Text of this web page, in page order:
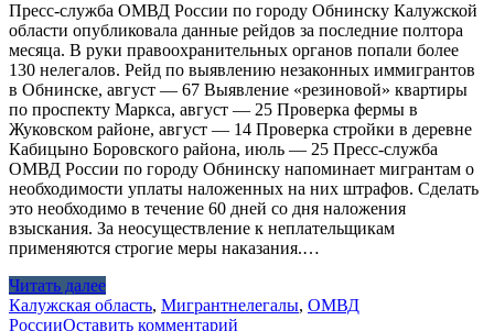
Пресс-служба ОМВД России по городу Обнинску Калужской
области опубликовала данные рейдов за последние полтора
месяца. В руки правоохранительных органов попали более
130 нелегалов. Рейд по выявлению незаконных иммигрантов
в Обнинске, август — 67 Выявление «резиновой» квартиры
по проспекту Маркса, август — 25 Проверка фермы в
Жуковском районе, август — 14 Проверка стройки в деревне
Кабицыно Боровского района, июль — 25 Пресс-служба
ОМВД России по городу Обнинску напоминает мигрантам о
необходимости уплаты наложенных на них штрафов. Сделать
это необходимо в течение 60 дней со дня наложения
взыскания. За неосуществление к неплательщикам
применяются строгие меры наказания.…
Читать далее
Калужская область, Мигрантнелегалы, ОМВД
РоссииОставить комментарий